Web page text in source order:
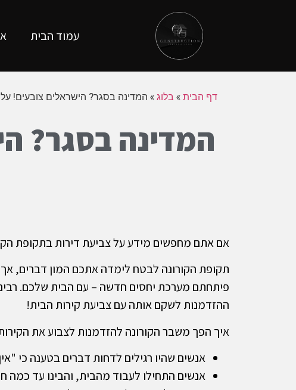
עמוד הבית
דף הבית» בלוג» המדינה בסגר? הישראלים צובעים!
המדינה בסגר?
אם אתם מחפשים מידע על צביעת דירות בתקופת
תקופת הקורונה לבטח לימדה אתכם המון דברים,
פיתחתם מערכת יחסים חדשה – עם הבית שלכם.
ההזדמנות לשקם אותה עם צביעת קירות הבית!
איך הפך משבר הקורונה להזדמנות לצבוע את
אנשים שהיו רגילים לדחות דברים בטענה כי
אנשים התחילו לעבוד מהבית, והבינו עד כמה